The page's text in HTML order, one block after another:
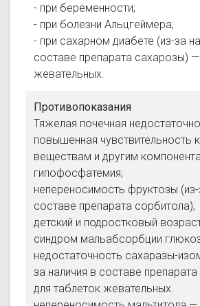
- при беременности;
- при болезни Альцгеймера;
- при сахарном диабете (из-за
составе препарата сахарозы)
жевательных.
Противопоказания
Тяжелая почечная
повышенная чувствительность
веществам и другим
гипофосфатемия;
непереносимость фруктозы (из-
составе препарата сорбитола);
детский и подростковый
синдром мальабсорбции
недостаточность сахаразы-
за наличия в составе
для таблеток жевательных.